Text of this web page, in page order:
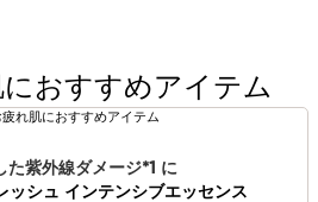
おすすめアイテム
た紫外線ダメージ*1 に​
ッシュ インテンシブエッセンス